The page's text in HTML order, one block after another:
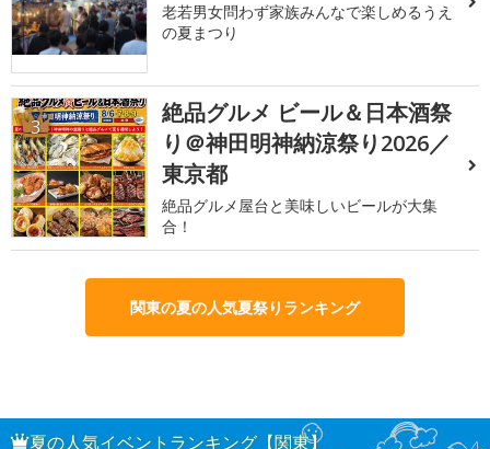
老若男女問わず家族みんなで楽しめるうえ
の夏まつり
3
絶品グルメ ビール＆日本酒祭
り＠神田明神納涼祭り2026／
東京都
絶品グルメ屋台と美味しいビールが大集
合！
関東の夏の人気夏祭りランキング
夏の人気イベントランキング【関東】